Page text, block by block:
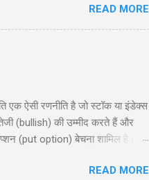
है लुगाई- काल अख़बार म्हें म्हारो
शुरू किया । निरीक्षक लड़कों से:
READ MORE
ऐसी रणनीति है जो स्टॉक या इंडेक्स
(bullish) की उम्मीद करते हैं और
(put option) बेचना शामिल है।
को समझने और इसे प्रभावी ढंग से लागू
READ MORE